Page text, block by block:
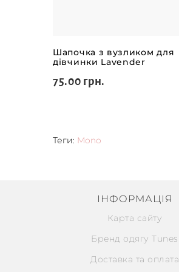
Шапочка з вузликом для
дівчинки Lavender
75.00 грн.
Теги: Mono
ІНФОРМАЦІЯ
Карта сайту
Бренд одягу Tunes
Доставка та оплата